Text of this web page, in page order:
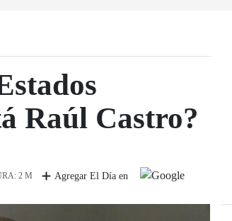
Raúl Castro?
2 M Agregar El Día en